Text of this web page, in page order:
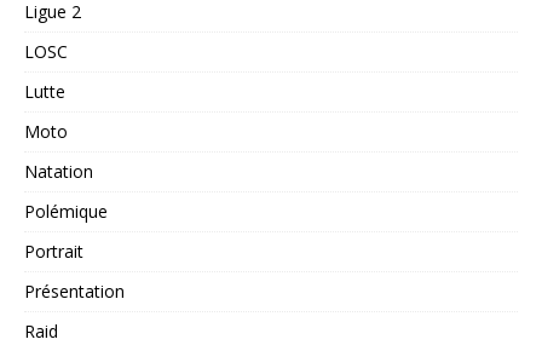
Ligue 2
LOSC
Lutte
Moto
Natation
Polémique
Portrait
Présentation
Raid